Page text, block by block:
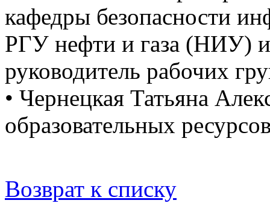
кафедры безопасности
РГУ нефти и газа (НИУ)
руководитель рабочих
• Чернецкая Татьяна
образовательных
Возврат к списку